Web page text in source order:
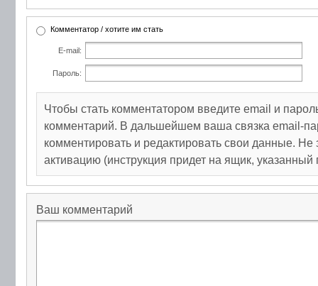
Комментатор / хотите им стать
E-mail:
Пароль:
Чтобы стать комментатором введите email и
комментарий. В дальшейшем ваша связка email-
комментировать и редактировать свои данные. Не
активацию (инструкция придет на ящик, указанный
Ваш комментарий